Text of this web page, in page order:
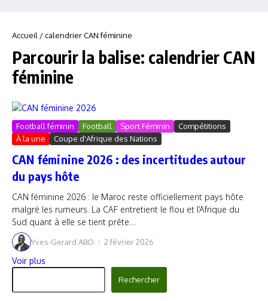
Accueil /calendrier CAN féminine
Parcourir la balise: calendrier CAN
féminine
Football féminin Football Sport Féminin
Compétitions
À la une
Coupe d'Afrique des Nations
CAN féminine 2026 : des incertitudes autour
du pays hôte
CAN féminine 2026 : le Maroc reste officiellement pays hôte
malgré les rumeurs. La CAF entretient le flou et l’Afrique du
Sud quant à elle se tient prête....
Yves-Gerard ABO 2 février 2026
Voir plus
Rechercher